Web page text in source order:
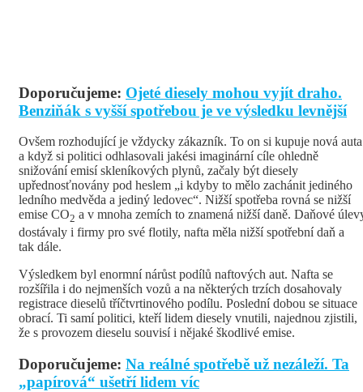
Doporučujeme: Ojeté diesely mohou vyjít draho.
Benziňák s vyšší spotřebou je ve výsledku levnější
Ovšem rozhodující je vždycky zákazník. To on si kupuje nová auta
a když si politici odhlasovali jakési imaginární cíle ohledně
snižování emisí skleníkových plynů, začaly být diesely
upřednosťnovány pod heslem „i kdyby to mělo zachánit jediného
ledního medvěda a jediný ledovec“. Nižší spotřeba rovná se nižší
emise CO2 a v mnoha zemích to znamená nižší daně. Daňové
dostávaly i firmy pro své flotily, nafta měla nižší spotřební daň a
tak dále.
Výsledkem byl enormní nárůst podílů naftových aut. Nafta se
rozšířila i do nejmenších vozů a na některých trzích dosahovaly
registrace dieselů tříčtvrtinového podílu. Poslední dobou se situace
obrací. Ti samí politici, kteří lidem diesely vnutili, najednou zjistili,
že s provozem dieselu souvisí i nějaké škodlivé emise.
Doporučujeme: Na reálné spotřebě už nezáleží. Ta
„papírová“ ušetří lidem víc